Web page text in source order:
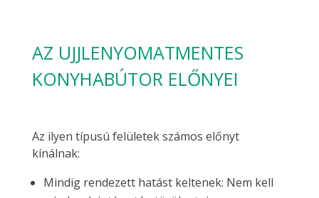
AZ UJJLENYOMATMENTES
KONYHABÚTOR ELŐNYEI
Az ilyen típusú felületek számos előnyt
kínálnak:
Mindig rendezett hatást keltenek: Nem kell